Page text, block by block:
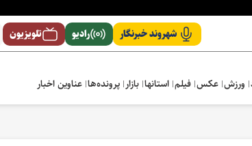
شهروند خبرنگار رادیو تلویزیون
ورزش عکس فیلم استانها بازار پرونده‌ها عناوین اخبار